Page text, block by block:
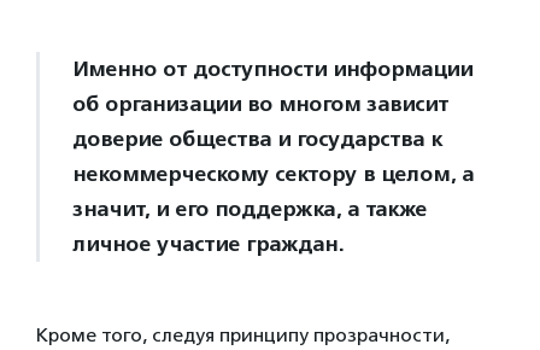
Именно от доступности информации
об организации во многом зависит
доверие общества и государства к
некоммерческому сектору в целом, а
значит, и его поддержка, а также
личное участие граждан.
Кроме того, следуя принципу прозрачности,